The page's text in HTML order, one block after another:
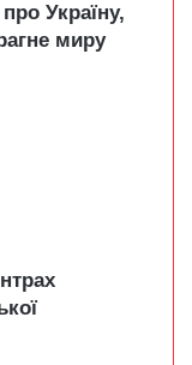
Україну,
миру